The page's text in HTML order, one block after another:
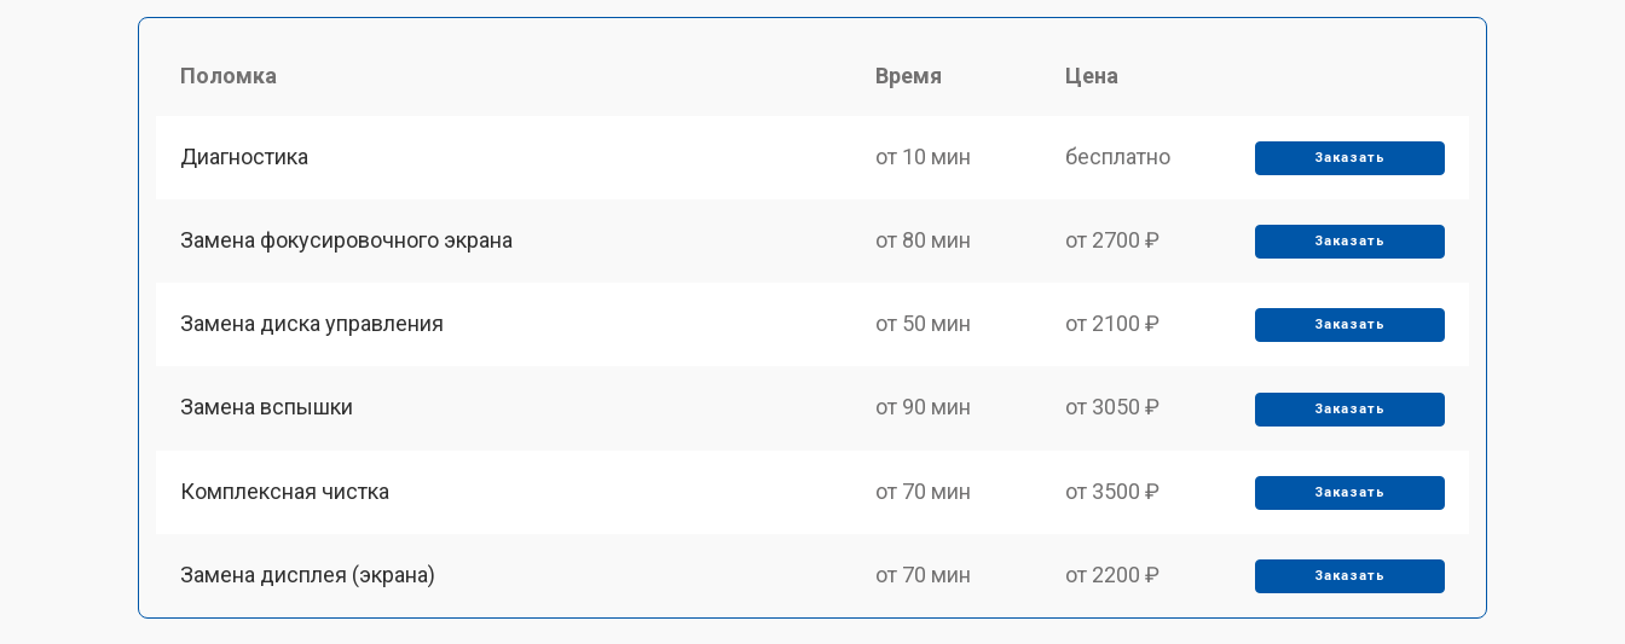
Поломка Время Цена
Диагностика от 10 мин бесплатно Заказать
Замена фокусировочного экрана от 80 мин от 2700 ₽ Заказать
Замена диска управления от 50 мин от 2100 ₽ Заказать
Замена вспышки от 90 мин от 3050 ₽ Заказать
Комплексная чистка от 70 мин от 3500 ₽ Заказать
Замена дисплея (экрана) от 70 мин от 2200 ₽ Заказать